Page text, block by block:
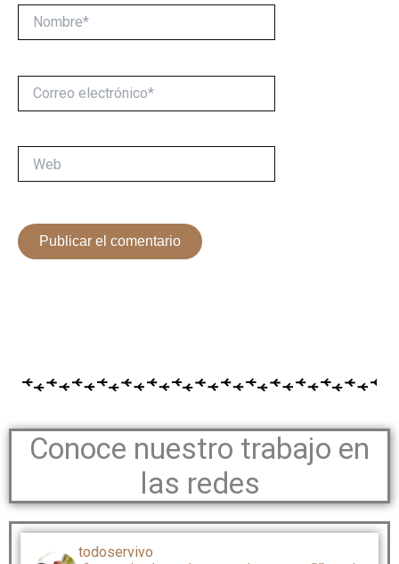
electrónico*
Conoce nuestro trabajo en
las redes
todoservivo